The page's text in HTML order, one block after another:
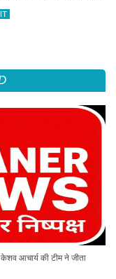
देखें पूरा रूटमैप
आचार्य की टीम ने जीता